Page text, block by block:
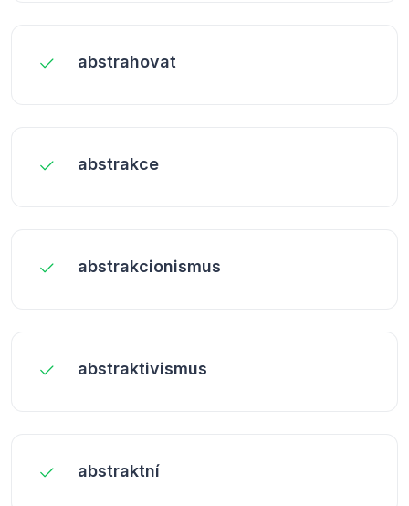
abstrahovat
abstrakce
abstrakcionismus
abstraktivismus
abstraktní